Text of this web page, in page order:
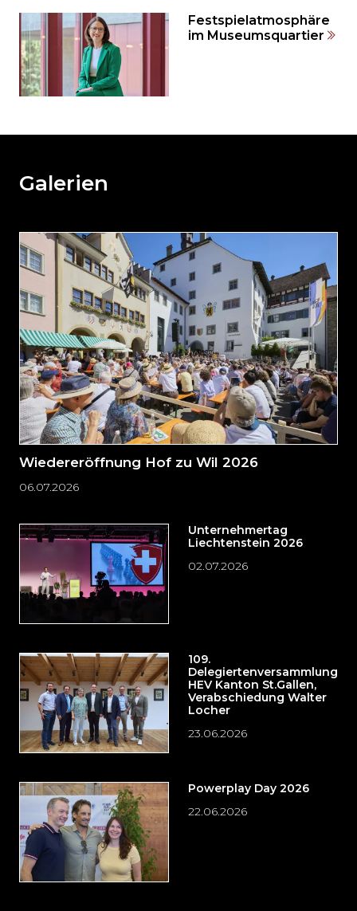
Festspielatmosphäre
im Museumsquartier
weiteren
und
direkt
zum
Seitenende
springen?
Galerien
Wiedereröffnung Hof zu Wil 2026
06.07.2026
Unternehmertag
Liechtenstein 2026
02.07.2026
109.
Delegiertenversammlung
HEV Kanton St.Gallen,
Verabschiedung Walter
Locher
23.06.2026
Powerplay Day 2026
22.06.2026